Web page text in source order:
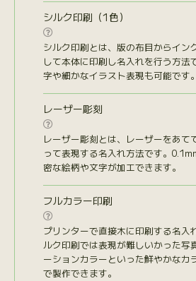
シルク印刷（1色）

シルク印刷とは、版の布目からイン
して本体に印刷し名入れを行う方法
字や細かなイラスト表現も可能です。
レーザー彫刻

レーザー彫刻とは、レーザーをあて
って表現する名入れ方法です。
密な絵柄や文字が加工できます。
フルカラー印刷

プリンターで直接木に印刷する名入
ルク印刷では表現が難しいかった写
ーションカラーといった鮮やかなカ
で製作できます。